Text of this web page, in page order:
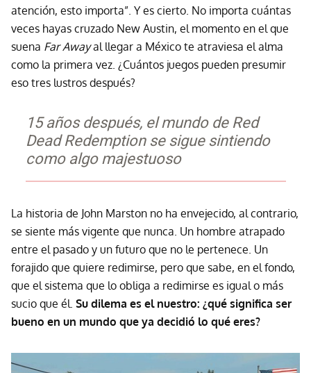
atención, esto importa”. Y es cierto. No importa cuántas
veces hayas cruzado New Austin, el momento en el que
suena Far Awayal llegar a México te atraviesa el alma
como la primera vez. ¿Cuántos juegos pueden presumir
eso tres lustros después?
15 años después, el mundo de Red
Dead Redemption se sigue sintiendo
como algo majestuoso
La historia de John Marston no ha envejecido, al contrario,
se siente más vigente que nunca. Un hombre atrapado
entre el pasado y un futuro que no le pertenece. Un
forajido que quiere redimirse, pero que sabe, en el fondo,
que el sistema que lo obliga a redimirse es igual o más
sucio que él. Su dilema es el nuestro: ¿qué significa ser
bueno en un mundo que ya decidió lo qué eres?